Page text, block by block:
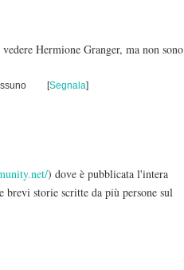
Hermione Granger, ma non sono
[Segnala]
) dove è pubblicata l'intera
brevi storie scritte da più persone sul